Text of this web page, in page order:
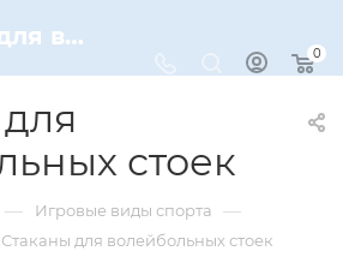
Стаканы для волейбольных стоек – купить по цене 4420 руб. в интернет-магазине Dynamic-Sport
0
стоек
— Игровые виды спорта —
Стаканы для волейбольных стоек